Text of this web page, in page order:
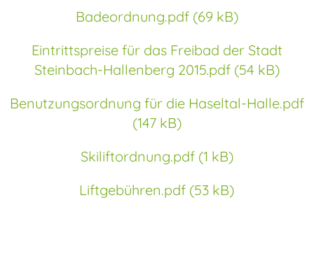
Badeordnung.pdf (69 kB)
Eintrittspreise für das Freibad der Stadt
Steinbach-Hallenberg 2015.pdf (54 kB)
Benutzungsordnung für die Haseltal-Halle.pdf
(147 kB)
Skiliftordnung.pdf (1 kB)
Liftgebühren.pdf (53 kB)